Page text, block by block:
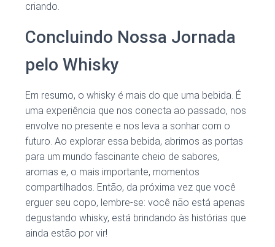
criando.
Concluindo Nossa Jornada
pelo Whisky
Em resumo, o whisky é mais do que uma bebida. É
uma experiência que nos conecta ao passado, nos
envolve no presente e nos leva a sonhar com o
futuro. Ao explorar essa bebida, abrimos as portas
para um mundo fascinante cheio de sabores,
aromas e, o mais importante, momentos
compartilhados. Então, da próxima vez que você
erguer seu copo, lembre-se: você não está apenas
degustando whisky, está brindando às histórias que
ainda estão por vir!